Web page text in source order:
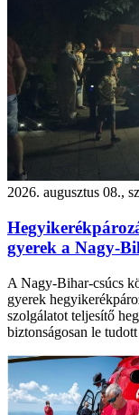
2026. augusztus 08.,
gyerek a Nagy-
A Nagy-Bihar-csúcs
gyerek
szolgálatot teljesítő
biztonságosan le